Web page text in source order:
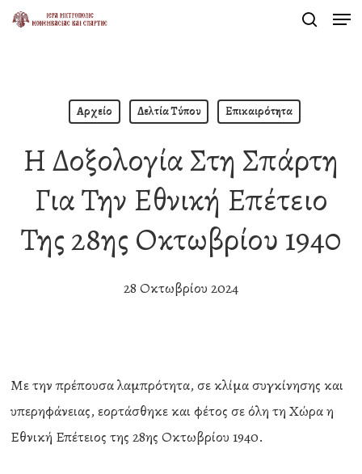
Skip
Αρχείο Δελτία Τύπου Επικαιρότητα
Η Δοξολογία Στη Σπάρτη
Για Την Εθνική Επέτειο
Της 28ης Οκτωβρίου 1940
28 Οκτωβρίου 2024
Με την πρέπουσα λαμπρότητα, σε κλίμα συγκίνησης και
υπερηφάνειας, εορτάσθηκε και φέτος σε όλη τη Χώρα η
Εθνική Επέτειος της 28ης Οκτωβρίου 1940.